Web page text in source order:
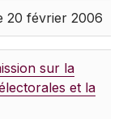
20 février 2006
sur la
et la